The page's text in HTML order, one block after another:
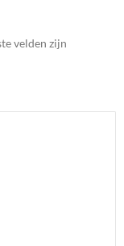
velden zijn